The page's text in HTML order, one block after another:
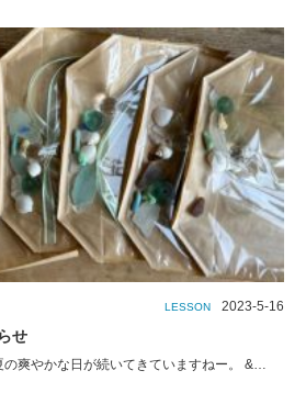
2023-5-16
LESSON
せ
爽やかな日が続いてきていますねー。 &…